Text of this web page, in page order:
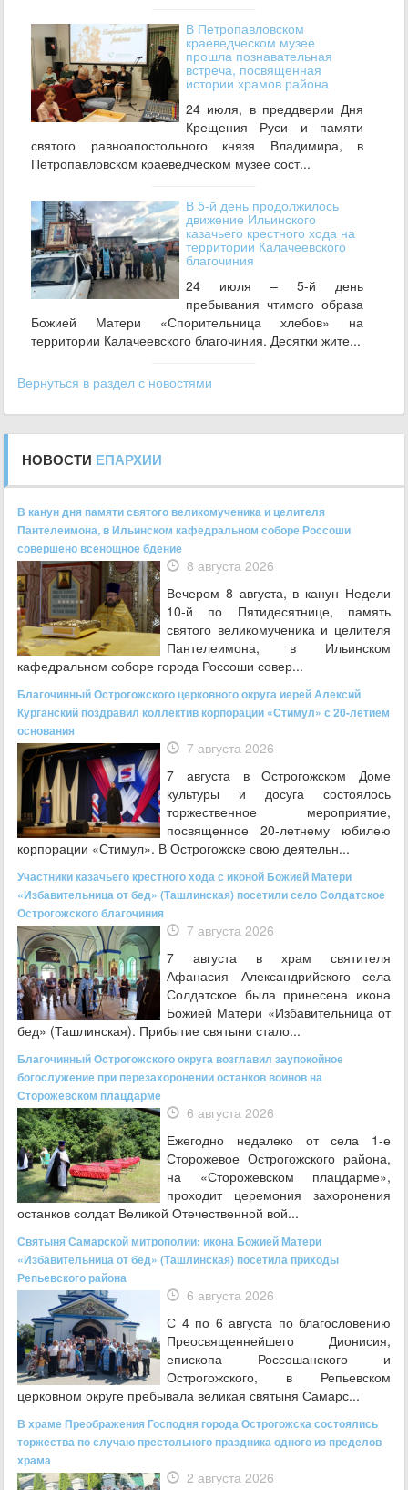
В Петропавловском
краеведческом музее
прошла познавательная
встреча, посвященная
истории храмов района
24 июля, в преддверии Дня
Крещения Руси и памяти
святого равноапостольного князя Владимира, в
Петропавловском краеведческом музее сост...
В 5-й день продолжилось
движение Ильинского
казачьего крестного хода на
территории Калачеевского
благочиния
24 июля – 5-й день
пребывания чтимого образа
Божией Матери «Спорительница хлебов» на
территории Калачеевского благочиния. Десятки жите...
Вернуться в раздел с новостями
НОВОСТИ ЕПАРХИИ
В канун дня памяти святого великомученика и целителя
Пантелеимона, в Ильинском кафедральном соборе Россоши
совершено всенощное бдение
8 августа 2026
Вечером 8 августа, в канун Недели
10-й по Пятидесятнице, память
святого великомученика и целителя
Пантелеимона, в Ильинском
кафедральном соборе города Россоши совер...
Благочинный Острогожского церковного округа иерей Алексий
Курганский поздравил коллектив корпорации «Стимул» с 20-летием
основания
7 августа 2026
7 августа в Острогожском Доме
культуры и досуга состоялось
торжественное мероприятие,
посвященное 20‑летнему юбилею
корпорации «Стимул». В Острогожске свою деятельн...
Участники казачьего крестного хода с иконой Божией Матери
«Избавительница от бед» (Ташлинская) посетили село Солдатское
Острогожского благочиния
7 августа 2026
7 августа в храм святителя
Афанасия Александрийского села
Солдатское была принесена икона
Божией Матери «Избавительница от
бед» (Ташлинская). Прибытие святыни стало...
Благочинный Острогожского округа возглавил заупокойное
богослужение при перезахоронении останков воинов на
Сторожевском плацдарме
6 августа 2026
Ежегодно недалеко от села 1-е
Сторожевое Острогожского района,
на «Сторожевском плацдарме»,
проходит церемония захоронения
останков солдат Великой Отечественной вой...
Святыня Самарской митрополии: икона Божией Матери
«Избавительница от бед» (Ташлинская) посетила приходы
Репьевского района
6 августа 2026
С 4 по 6 августа по благословению
Преосвященнейшего Дионисия,
епископа Россошанского и
Острогожского, в Репьевском
церковном округе пребывала великая святыня Самарс...
В храме Преображения Господня города Острогожска состоялись
торжества по случаю престольного праздника одного из пределов
храма
2 августа 2026